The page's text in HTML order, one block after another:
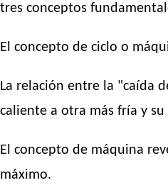
tres conceptos
El concepto de ciclo o
La relación entre la "caída
caliente a otra más fría y
El concepto de máquina
máximo.